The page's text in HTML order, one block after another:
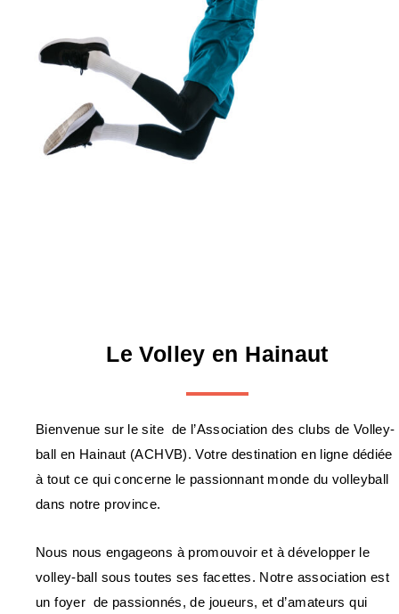
Le Volley en Hainaut
Bienvenue sur le site de l’Association des clubs de Volley-
ball en Hainaut (ACHVB). Votre destination en ligne dédiée
à tout ce qui concerne le passionnant monde du volleyball
dans notre province.
Nous nous engageons à promouvoir et à développer le
volley-ball sous toutes ses facettes. Notre association est
un foyer de passionnés, de joueurs, et d’amateurs qui